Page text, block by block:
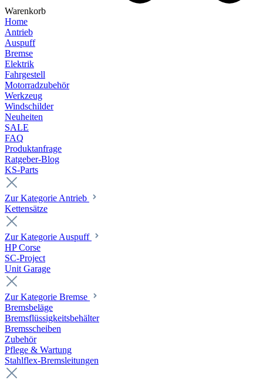
Warenkorb
Home
Antrieb
Auspuff
Bremse
Elektrik
Fahrgestell
Motorradzubehör
Werkzeug
Windschilder
Neuheiten
SALE
FAQ
Produktanfrage
Ratgeber-Blog
KS-Parts
Zur Kategorie Antrieb
Kettensätze
Zur Kategorie Auspuff
HP Corse
SC-Project
Unit Garage
Zur Kategorie Bremse
Bremsbeläge
Bremsflüssigkeitsbehälter
Bremsscheiben
Zubehör
Pflege & Wartung
Stahlflex-Bremsleitungen